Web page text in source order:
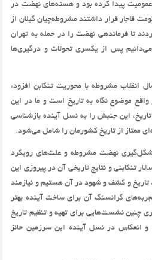
عمومیت پیدا کرده بود و هسته‌های نهضت در
قاجار قرار داشتند مشروطه‌چیان گیلان از
تا فرماندهی نهضت را در حمله به تهران
پس از یکسری تحولات و درگیری‌ها
انقلاب مشروطه با محوریت تنکابن افزود:
موضوع نگاه به تاریخ است و ما در این
این جنبش را به نسل آینده بازشناسی
ممتاز از تاریخ کشورمان را شامل می‌شود.
شکل‌گیری نهضت مشروطه و علت‌های رویکرد
تنکابنی و نتایج تاریخی آن در پیروزی این
تاریخ و کشف و شهود در آن هستیم و نیازمند
گرانسنگ آن برای ساخت آینده بهتر
چنین نشست‌هایی برای تهیه و تنظیم تاریخ
انعکاس در نسل آینده این سرزمین حائز